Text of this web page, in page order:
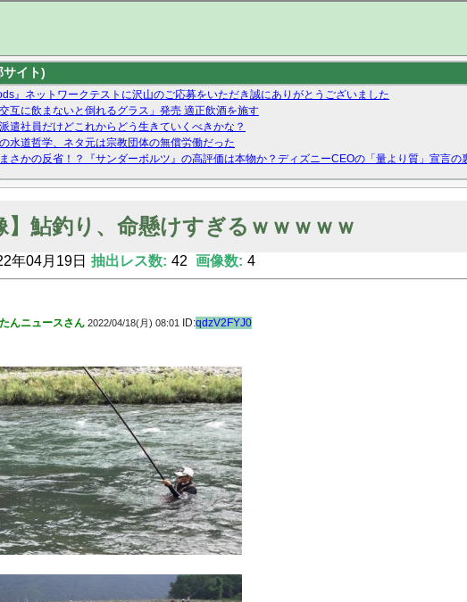
サイト)
』ネットワークテストに沢山のご応募をいただき誠にありがとうございました
交互に飲まないと倒れるグラス」発売 適正飲酒を施す
遣社員だけどこれからどう生きていくべきかな？
の水道哲学、ネタ元は宗教団体の無償労働だった
さかの反省！？『サンダーボルツ』の高評価は本物か？ディズニーCEOの「量より質」宣言
佑美】ファーストテイク出演も新規獲得ならず？北川莉央が1位に
】鮎釣り、命懸けすぎるｗｗｗｗｗ
年04月19日 抽出レス数: 42 画像数: 4
んニュースさん 2022/04/18(月) 08:01 ID:qdzV2FYJ0